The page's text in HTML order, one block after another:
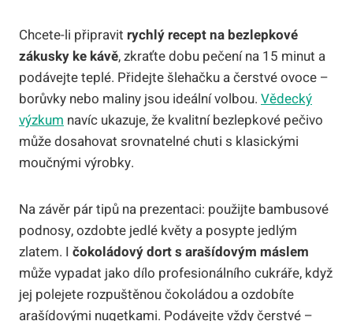
Chcete-li připravit rychlý recept na bezlepkové
zákusky ke kávě, zkraťte dobu pečení na 15 minut a
podávejte teplé. Přidejte šlehačku a čerstvé ovoce –
borůvky nebo maliny jsou ideální volbou. Vědecký
výzkum navíc ukazuje, že kvalitní bezlepkové pečivo
může dosahovat srovnatelné chuti s klasickými
moučnými výrobky.
Na závěr pár tipů na prezentaci: použijte bambusové
podnosy, ozdobte jedlé květy a posypte jedlým
zlatem. I čokoládový dort s arašídovým máslem
může vypadat jako dílo profesionálního cukráře, když
jej polejete rozpuštěnou čokoládou a ozdobíte
arašídovými nugetkami. Podávejte vždy čerstvé –